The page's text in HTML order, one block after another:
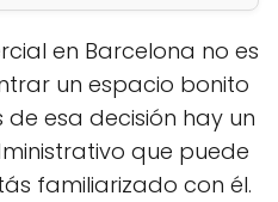
en Barcelona no es
un espacio bonito
esa decisión hay un
que puede
familiarizado con él.